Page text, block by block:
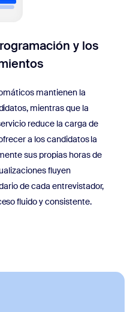
y los
mantienen la
mientras que la
reduce la carga de
a los candidatos la
sus propias horas de
fluyen
de cada entrevistador,
fluido y consistente.